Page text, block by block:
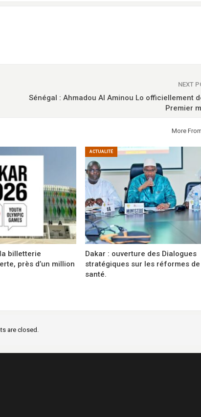
NEXT
Sénégal : Ahmadou Al Aminou Lo officiellement
Premier
More
billetterie
près d’un million
ACTUALITÉ
Dakar : ouverture des Dialogues
stratégiques sur les réformes
santé.
are closed.